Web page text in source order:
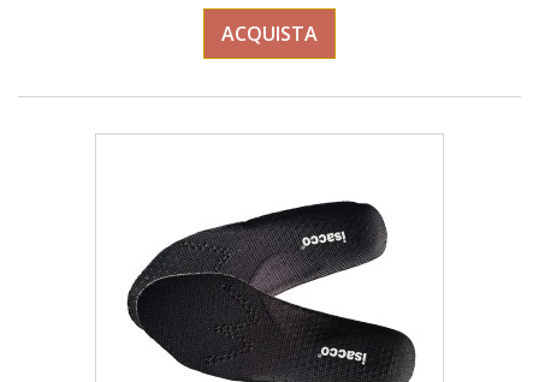
ACQUISTA